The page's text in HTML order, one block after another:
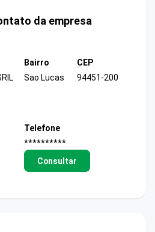
da empresa
Bairro
Sao Lucas
CEP
94451-200
Telefone
**********
Consultar